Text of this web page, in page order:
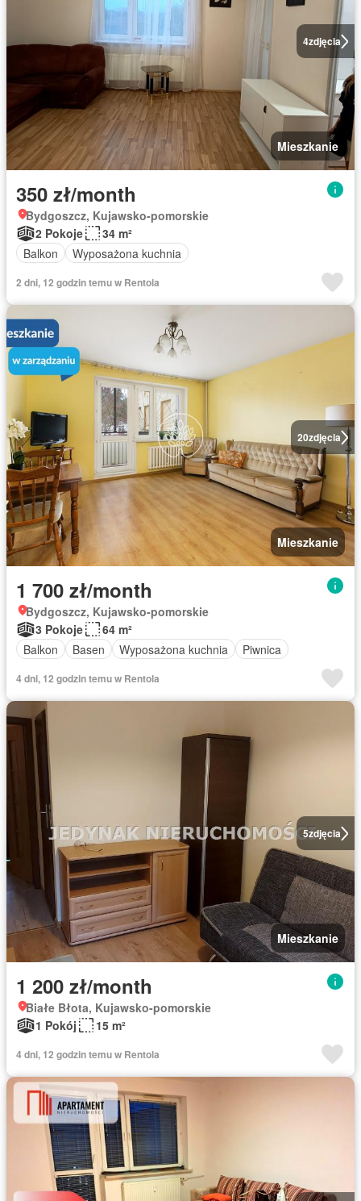
4zdjęcia
Mieszkanie
350 zł/month
Bydgoszcz, Kujawsko-pomorskie
2 Pokoje
34 m²
Balkon
Wyposażona kuchnia
2 dni, 12 godzin temu w Rentola
20zdjęcia
Mieszkanie
1 700 zł/month
Bydgoszcz, Kujawsko-pomorskie
3 Pokoje
64 m²
Balkon
Basen Wyposażona kuchnia Piwnica
4 dni, 12 godzin temu w Rentola
5zdjęcia
Mieszkanie
1 200 zł/month
Białe Błota, Kujawsko-pomorskie
1 Pokój
15 m²
4 dni, 12 godzin temu w Rentola